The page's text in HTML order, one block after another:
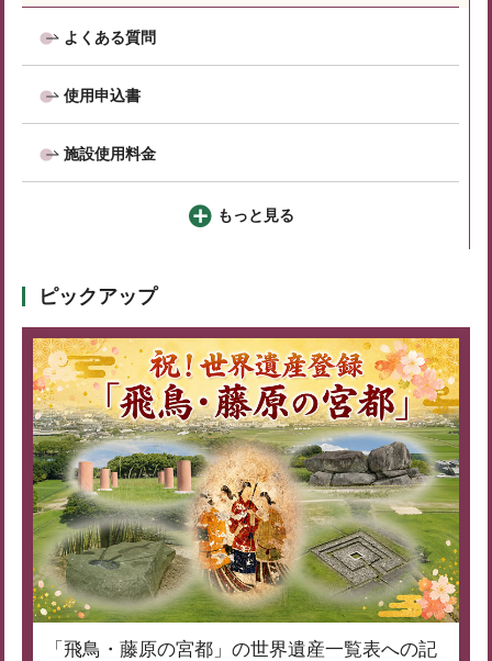
よくある質問
使用申込書
施設使用料金
もっと見る
ピックアップ
「飛鳥・藤原の宮都」の世界遺産一覧表への記